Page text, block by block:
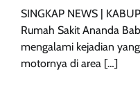
SINGKAP NEWS |
Rumah Sakit Ananda
mengalami kejadian
motornya di area […]